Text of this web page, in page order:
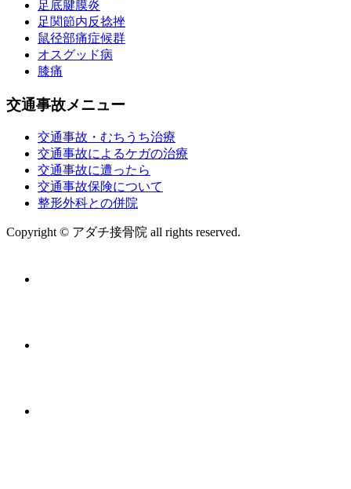
足底腱膜炎
足関節内反捻挫
鼠径部痛症候群
オスグッド病
膝痛
交通事故メニュー
交通事故・むちうち治療
交通事故によるケガの治療
交通事故に遭ったら
交通事故保険について
整形外科との併院
Copyright © アダチ接骨院 all rights reserved.